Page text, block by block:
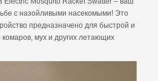
с назойливыми насекомыми! Это
предназначено для быстрой и
мух и других летающих